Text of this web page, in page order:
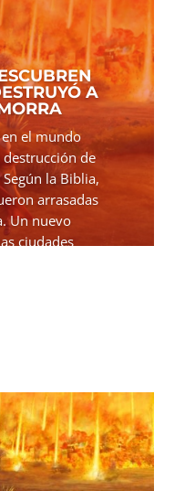
A
el mundo
de
la Biblia,
arrasadas
Un nuevo
ciudades